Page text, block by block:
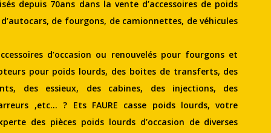
depuis 70ans dans la vente d’accessoires de poids
de fourgons, de camionnettes, de véhicules
d’occasion ou renouvelés pour fourgons et
pour poids lourds, des boites de transferts, des
des essieux, des cabines, des injections, des
,etc… ? Ets FAURE casse poids lourds, votre
des pièces poids lourds d’occasion de diverses